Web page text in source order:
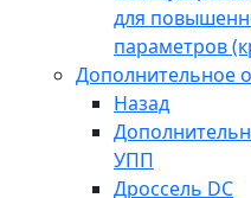
для
параметров
Дополнительное
Назад
УПП
Дроссель DC